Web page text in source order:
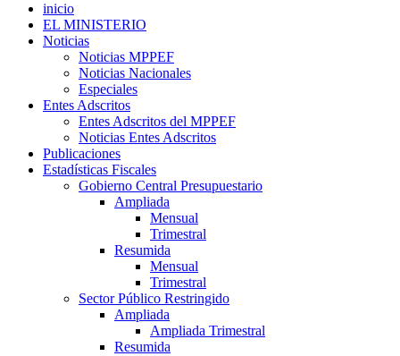
inicio
EL MINISTERIO
Noticias
Noticias MPPEF
Noticias Nacionales
Especiales
Entes Adscritos
Entes Adscritos del MPPEF
Noticias Entes Adscritos
Publicaciones
Estadísticas Fiscales
Gobierno Central Presupuestario
Ampliada
Mensual
Trimestral
Resumida
Mensual
Trimestral
Sector Público Restringido
Ampliada
Ampliada Trimestral
Resumida